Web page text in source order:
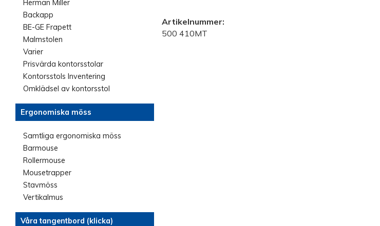
Herman Miller
Backapp
BE-GE Frapett
Malmstolen
Varier
Prisvärda kontorsstolar
Kontorsstols Inventering
Omklädsel av kontorsstol
Ergonomiska möss
Samtliga ergonomiska möss
Barmouse
Rollermouse
Mousetrapper
Stavmöss
Vertikalmus
Våra tangentbord (klicka)
Artikelnummer:
500 410MT